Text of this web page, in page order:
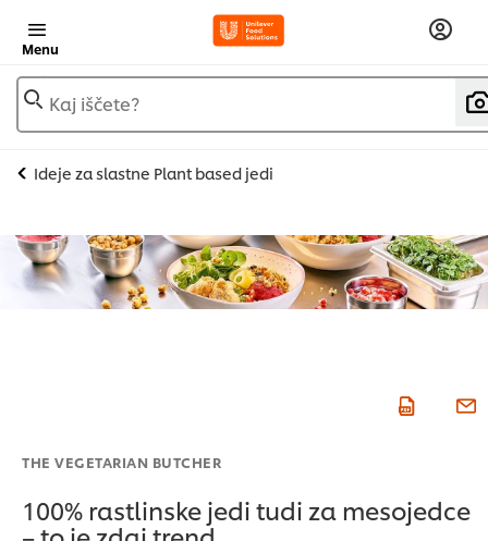
Menu
Kaj iščete?
Ideje za slastne Plant based jedi
THE VEGETARIAN BUTCHER
100% rastlinske jedi tudi za mesojedce